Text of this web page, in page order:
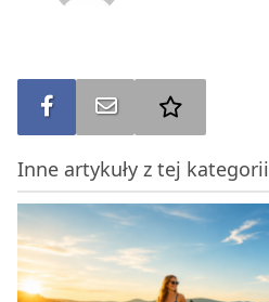
Udostępnij na FBWyślij na e-mail
Inne artykuły z tej kategorii